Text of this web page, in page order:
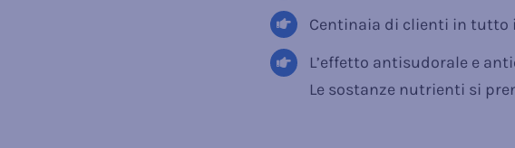
Centinaia di clienti in tutto
L’effetto antisudorale e
Le sostanze nutrienti si